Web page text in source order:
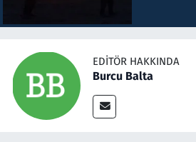
EDITÖR HAKKINDA
Burcu Balta